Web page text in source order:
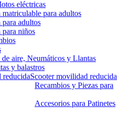
eléctricas
para adultos
adultos
niños
de aire, Neumáticos y Llantas
y balastros
Scooter movilidad reducida
Recambios y Piezas para
Accesorios para Patinetes